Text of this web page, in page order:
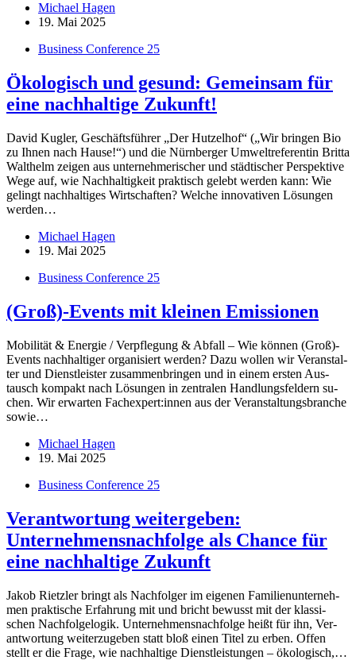
Michael Hagen
19. Mai 2025
Business Conference 25
Ökologisch und gesund: Gemeinsam für
eine nachhaltige Zukunft!
Da­vid Kug­ler, Ge­schäfts­füh­rer „Der Hut­zel­hof“ („Wir brin­gen Bio
zu Ih­nen nach Hause!“) und die Nürn­ber­ger Um­welt­re­fe­ren­tin Britta
Walt­helm zei­gen aus un­ter­neh­me­ri­scher und städ­ti­scher Per­spek­tive
Wege auf, wie Nach­hal­tig­keit prak­tisch ge­lebt wer­den kann: Wie
ge­lingt nach­hal­ti­ges Wirt­schaf­ten? Wel­che in­no­va­ti­ven Lö­sun­gen
wer­den…
Michael Hagen
19. Mai 2025
Business Conference 25
(Groß)-Events mit kleinen Emissionen
Mo­bi­li­tät & En­er­gie / Ver­pfle­gung & Ab­fall – Wie kön­nen (Groß)-
Events nach­hal­ti­ger or­ga­ni­siert wer­den? Dazu wol­len wir Ver­an­stal­
ter und Dienst­leis­ter zu­sam­men­brin­gen und in ei­nem ers­ten Aus­
tausch kom­pakt nach Lö­sun­gen in zen­tra­len Hand­lungs­fel­dern su­
chen. Wir er­war­ten Fachexpert:innen aus der Ver­an­stal­tungs­bran­che
so­wie…
Michael Hagen
19. Mai 2025
Business Conference 25
Verantwortung weitergeben:
Unternehmensnachfolge als Chance für
eine nachhaltige Zukunft
Ja­kob Rietz­ler bringt als Nach­fol­ger im ei­ge­nen Fa­mi­li­en­un­ter­neh­
men prak­ti­sche Er­fah­rung mit und bricht be­wusst mit der klas­si­
schen Nach­fol­ge­lo­gik. Un­ter­neh­mens­nach­folge heißt für ihn, Ver­
ant­wor­tung wei­ter­zu­ge­ben statt bloß ei­nen Ti­tel zu er­ben. Of­fen
stellt er die Frage, wie nach­hal­tige Dienst­leis­tun­gen – öko­lo­gisch,…